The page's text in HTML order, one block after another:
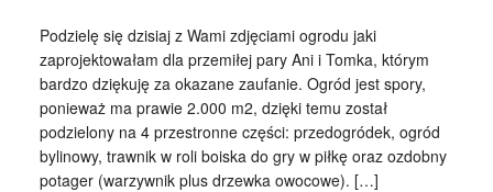
Podzielę się dzisiaj z Wami zdjęciami ogrodu jaki
zaprojektowałam dla przemiłej pary Ani i Tomka, którym
bardzo dziękuję za okazane zaufanie. Ogród jest spory,
ponieważ ma prawie 2.000 m2, dzięki temu został
podzielony na 4 przestronne części: przedogródek, ogród
bylinowy, trawnik w roli boiska do gry w piłkę oraz ozdobny
potager (warzywnik plus drzewka owocowe). […]